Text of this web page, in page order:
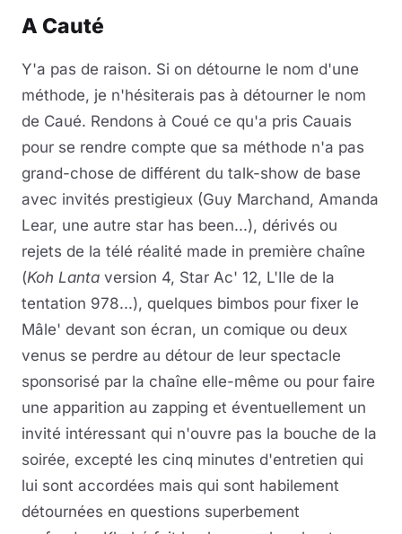
A Cauté
Y'a pas de raison. Si on détourne le nom d'une
méthode, je n'hésiterais pas à détourner le nom
de Caué. Rendons à Coué ce qu'a pris Cauais
pour se rendre compte que sa méthode n'a pas
grand-chose de différent du talk-show de base
avec invités prestigieux (Guy Marchand, Amanda
Lear, une autre star has been...), dérivés ou
rejets de la télé réalité made in première chaîne
(Koh Lanta version 4, Star Ac' 12, L'Ile de la
tentation 978...), quelques bimbos pour fixer le
Mâle' devant son écran, un comique ou deux
venus se perdre au détour de leur spectacle
sponsorisé par la chaîne elle-même ou pour faire
une apparition au zapping et éventuellement un
invité intéressant qui n'ouvre pas la bouche de la
soirée, excepté les cinq minutes d'entretien qui
lui sont accordées mais qui sont habilement
détournées en questions superbement